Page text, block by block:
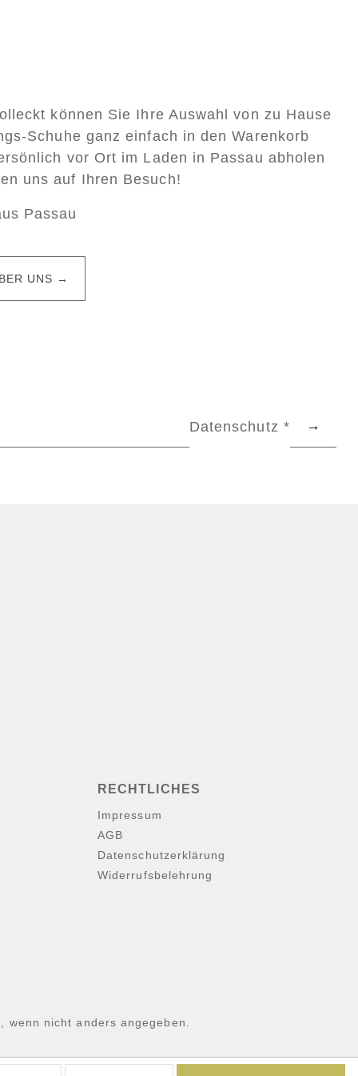
können Sie Ihre Auswahl von zu Hause
Schuhe ganz einfach in den Warenkorb
vor Ort im Laden in Passau abholen
uns auf Ihren Besuch!
Passau
UNS →
Datenschutz *
RECHTLICHES
Impressum
AGB
Datenschutzerklärung
Widerrufsbelehrung
wenn nicht anders angegeben.